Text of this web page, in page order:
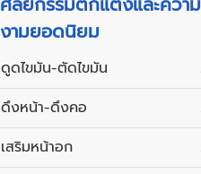
งามยอดนิยม
ดูดไขมัน-ตัดไขมัน
ดึงหน้า-ดึงคอ
เสริมหน้าอก